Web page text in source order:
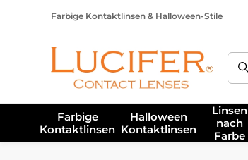
Farbige Kontaktlinsen & Halloween-Stile
Farbige
Kontaktlinsen
Halloween
Kontaktlinsen
Linsen
nach
Farbe